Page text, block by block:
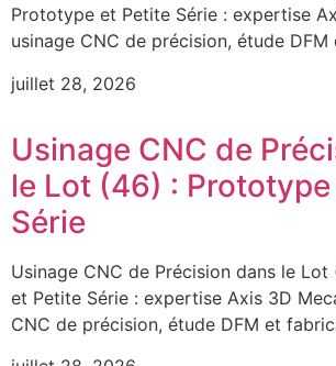
Prototype et Petite Série : expertise
usinage CNC de précision, étude
juillet 28, 2026
Usinage CNC de
le Lot (46) :
Série
Usinage CNC de Précision dans le
et Petite Série : expertise Axis 3D
CNC de précision, étude DFM et